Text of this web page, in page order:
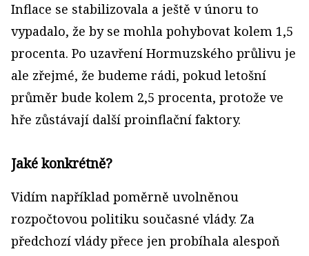
Inflace se stabilizovala a ještě v únoru to
vypadalo, že by se mohla pohybovat kolem 1,5
procenta. Po uzavření Hormuzského průlivu je
ale zřejmé, že budeme rádi, pokud letošní
průměr bude kolem 2,5 procenta, protože ve
hře zůstávají další proinflační faktory.
Jaké konkrétně?
Vidím například poměrně uvolněnou
rozpočtovou politiku současné vlády. Za
předchozí vlády přece jen probíhala alespoň